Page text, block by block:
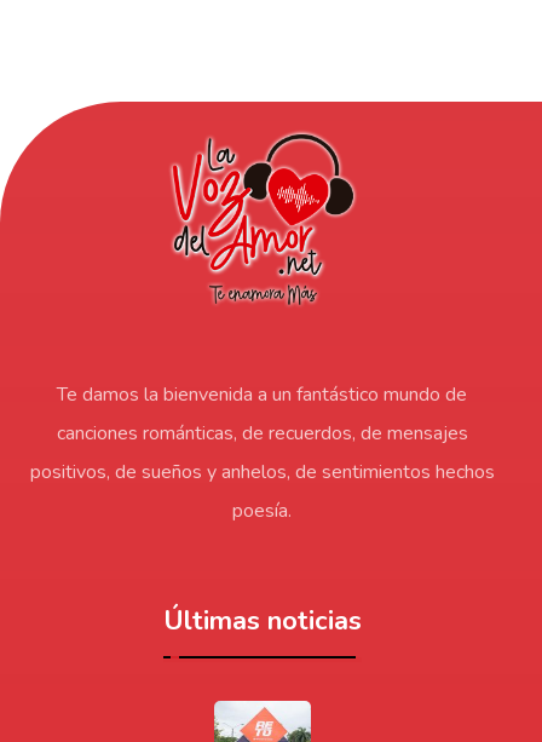
Te damos la bienvenida a un fantástico mundo de
canciones románticas, de recuerdos, de mensajes
positivos, de sueños y anhelos, de sentimientos hechos
poesía.
Últimas noticias